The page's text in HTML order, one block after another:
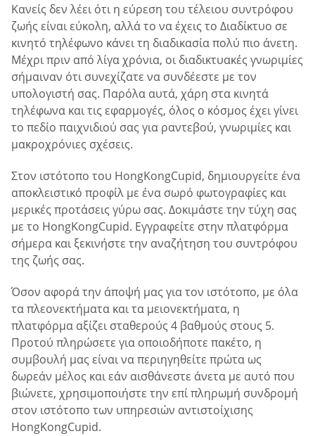
Κανείς δεν λέει ότι η εύρεση του τέλειου συντρόφου
ζωής είναι εύκολη, αλλά το να έχεις το Διαδίκτυο σε
κινητό τηλέφωνο κάνει τη διαδικασία πολύ πιο άνετη.
Μέχρι πριν από λίγα χρόνια, οι διαδικτυακές γνωριμίες
σήμαιναν ότι συνεχίζατε να συνδέεστε με τον
υπολογιστή σας. Παρόλα αυτά, χάρη στα κινητά
τηλέφωνα και τις εφαρμογές, όλος ο κόσμος έχει γίνει
το πεδίο παιχνιδιού σας για ραντεβού, γνωριμίες και
μακροχρόνιες σχέσεις.
Στον ιστότοπο του HongKongCupid, δημιουργείτε ένα
αποκλειστικό προφίλ με ένα σωρό φωτογραφίες και
μερικές προτάσεις γύρω σας. Δοκιμάστε την τύχη σας
με το HongKongCupid. Εγγραφείτε στην πλατφόρμα
σήμερα και ξεκινήστε την αναζήτηση του συντρόφου
της ζωής σας.
Όσον αφορά την άποψή μας για τον ιστότοπο, με όλα
τα πλεονεκτήματα και τα μειονεκτήματα, η
πλατφόρμα αξίζει σταθερούς 4 βαθμούς στους 5.
Προτού πληρώσετε για οποιοδήποτε πακέτο, η
συμβουλή μας είναι να περιηγηθείτε πρώτα ως
δωρεάν μέλος και εάν αισθάνεστε άνετα με αυτό που
βιώνετε, χρησιμοποιήστε την επί πληρωμή συνδρομή
στον ιστότοπο των υπηρεσιών αντιστοίχισης
HongKongCupid.